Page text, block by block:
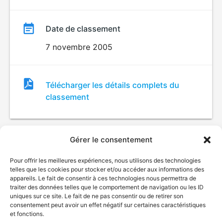
Gérer le consentement
Pour offrir les meilleures expériences, nous utilisons des technologies
telles que les cookies pour stocker et/ou accéder aux informations des
appareils. Le fait de consentir à ces technologies nous permettra de
traiter des données telles que le comportement de navigation ou les ID
uniques sur ce site. Le fait de ne pas consentir ou de retirer son
consentement peut avoir un effet négatif sur certaines caractéristiques
et fonctions.
Date de classement
7 novembre 2005
Fichier
de
classement
Télécharger les détails complets du
classement
© Gouvernement du Québec, 2026